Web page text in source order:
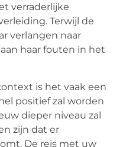
verraderlijke
Terwijl de
verlangen naar
haar fouten in het
is het vaak een
positief zal worden
dieper niveau zal
zijn dat er
De reis met uw